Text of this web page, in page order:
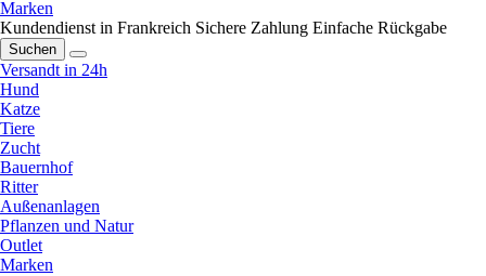
Marken
Kundendienst in Frankreich Sichere Zahlung Einfache Rückgabe
Suchen
Versandt in 24h
Hund
Katze
Tiere
Zucht
Bauernhof
Ritter
Außenanlagen
Pflanzen und Natur
Outlet
Marken